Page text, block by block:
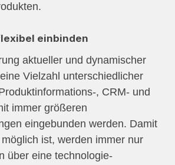
einbinden
aktueller und dynamischer
Vielzahl unterschiedlicher
, CRM- und
immer größeren
eingebunden werden. Damit
ist, werden immer nur
über eine technologie-